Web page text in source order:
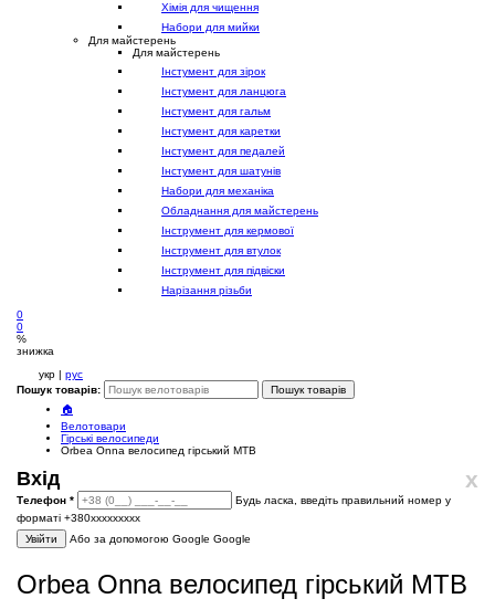
Хімія для чищення
Набори для мийки
Для майстерень
Для майстерень
Інстумент для зірок
Інстумент для ланцюга
Інстумент для гальм
Інстумент для каретки
Інстумент для педалей
Інстумент для шатунів
Набори для механіка
Обладнання для майстерень
Інструмент для кермової
Інструмент для втулок
Інструмент для підвіски
Нарізання різьби
0
0
%
знижка
укр | рус
Пошук товарів:
Пошук товарів
🏠
Велотовари
Гірські велосипеди
Orbea Onna велосипед гірський MTB
x
Вхід
Телефон *
Будь ласка, введіть правильний номер у
форматі +380ххххххххх
Увійти
Або за допомогою Google Google
Orbea Onna велосипед гірський MTB